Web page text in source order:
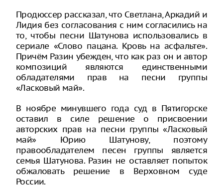
Продюссер рассказал, что Светлана, Аркадий и
Лидия без согласования с ним согласились на
то, чтобы песни Шатунова использовались в
сериале «Слово пацана. Кровь на асфальте».
Причём Разин убежден, что как раз он и автор
композиций являются единственными
обладателями прав на песни группы
«Ласковый май».
В ноябре минувшего года суд в Пятигорске
оставил в силе решение о присвоении
авторских прав на песни группы «Ласковый
май» Юрию Шатунову, поэтому
правообладателем песен группы является
семья Шатунова. Разин не оставляет попыток
обжаловать решение в Верховном суде
России.